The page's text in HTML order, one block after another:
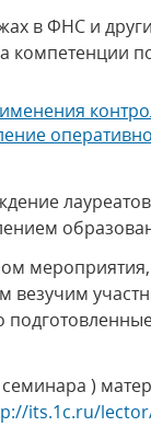
в ФНС и
)
its.1c.ru/